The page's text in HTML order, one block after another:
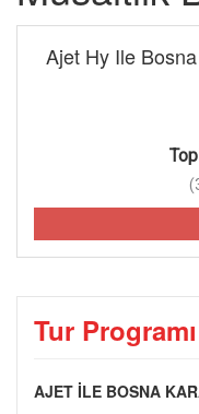
Ajet Hy Ile
(
Tur Programı
AJET İLE BOSNA